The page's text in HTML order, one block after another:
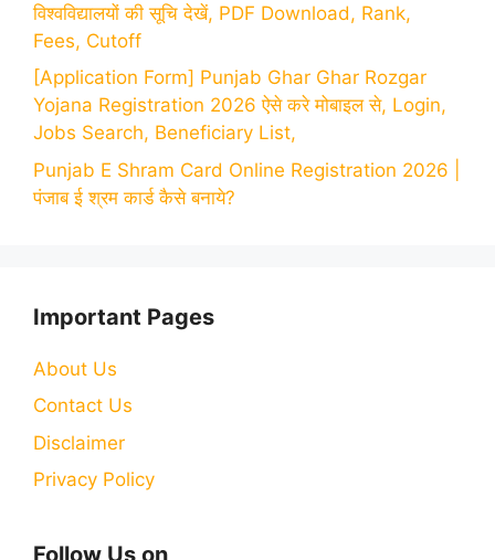
विश्वविद्यालयों की सूचि देखें, PDF Download, Rank,
Fees, Cutoff
[Application Form] Punjab Ghar Ghar Rozgar
Yojana Registration 2026 ऐसे करे मोबाइल से, Login,
Jobs Search, Beneficiary List,
Punjab E Shram Card Online Registration 2026 |
पंजाब ई श्रम कार्ड कैसे बनाये?
Important Pages
About Us
Contact Us
Disclaimer
Privacy Policy
Follow Us on